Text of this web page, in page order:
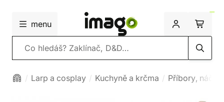
menu
Vyhledávání
Larp a cosplay Kuchyně a krčma Příbory, náčiní